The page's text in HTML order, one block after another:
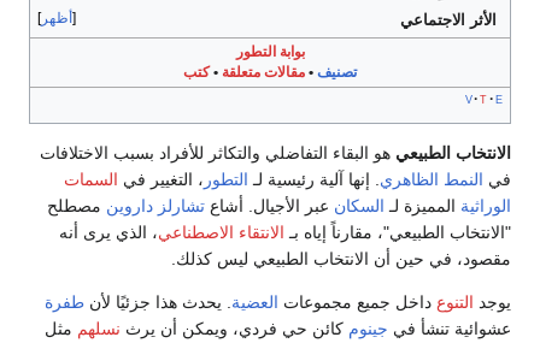
أظهر الأثر الاجتماعي
بوابة التطور
تصنيف • مقالات متعلقة •كتب
v t e
الانتخاب الطبيعي هو البقاء التفاضلي والتكاثر للأفراد بسبب الاختلافات
في النمط الظاهري . إنها آلية رئيسية لـ التطور ، التغيير في السمات
الوراثية المميزة لـ السكان عبر الأجيال. أشاع تشارلز داروين مصطلح
"الانتخاب الطبيعي"، مقارناً إياه بـ الانتقاء الاصطناعي، الذي يرى أنه
مقصود، في حين أن الانتخاب الطبيعي ليس كذلك.
يوجد التنوع داخل جميع مجموعات العضية . يحدث هذا جزئيًا لأن طفرة
عشوائية تنشأ في جينوم كائن حي فردي، ويمكن أن يرث نسلهم مثل